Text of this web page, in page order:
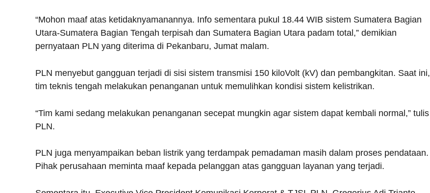
“Mohon maaf atas ketidaknyamanannya. Info sementara pukul 18.44 WIB sistem Sumatera Bagian
Utara-Sumatera Bagian Tengah terpisah dan Sumatera Bagian Utara padam total,” demikian
pernyataan PLN yang diterima di Pekanbaru, Jumat malam.
PLN menyebut gangguan terjadi di sisi sistem transmisi 150 kiloVolt (kV) dan pembangkitan. Saat ini,
tim teknis tengah melakukan penanganan untuk memulihkan kondisi sistem kelistrikan.
“Tim kami sedang melakukan penanganan secepat mungkin agar sistem dapat kembali normal,” tulis
PLN.
PLN juga menyampaikan beban listrik yang terdampak pemadaman masih dalam proses pendataan.
Pihak perusahaan meminta maaf kepada pelanggan atas gangguan layanan yang terjadi.